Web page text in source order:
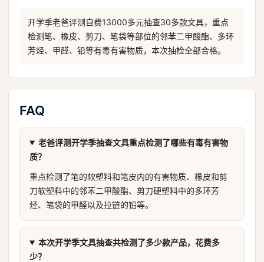
开学季老爸评测自费13000多元抽查30多款文具，重点
检测笔、橡皮、剪刀、笔袋等部位的邻苯二甲酸酯、多环
芳烃、甲醛、铅等有毒有害物质，本次抽检全部合格。
FAQ
老爸评测开学季抽查文具重点检测了哪些有毒有害物
质？
重点检测了笔的软塑料和笔皮内的有害物质、橡皮和剪
刀软塑料中的邻苯二甲酸酯、剪刀硬塑料中的多环芳
烃、笔袋的甲醛以及拉链的铅等。
本次开学季文具抽查共检测了多少款产品，花费多
少？